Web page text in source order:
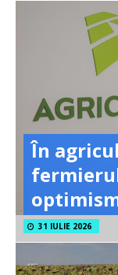
În
31 IULIE 2026